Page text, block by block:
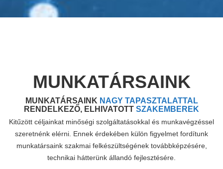
MUNKATÁRSAINK
MUNKATÁRSAINK NAGY TAPASZTALATTAL
RENDELKEZŐ, ELHIVATOTT SZAKEMBEREK
Kitűzött céljainkat minőségi szolgáltatásokkal és munkavégzéssel
szeretnénk elérni. Ennek érdekében külön figyelmet fordítunk
munkatársaink szakmai felkészültségének továbbképzésére,
technikai hátterünk állandó fejlesztésére.